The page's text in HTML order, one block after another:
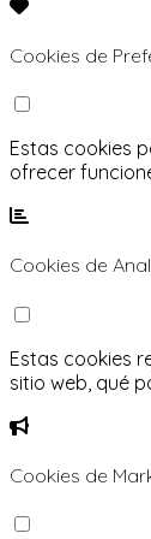
Cookies de
Estas cookies
ofrecer
Cookies de
Estas cookies
sitio web, qué
Cookies de